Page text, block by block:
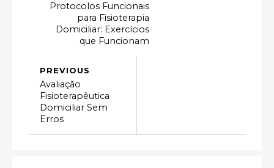
Protocolos Funcionais
para Fisioterapia
Domiciliar: Exercícios
que Funcionam
PREVIOUS
Avaliação
Fisioterapêutica
Domiciliar Sem
Erros